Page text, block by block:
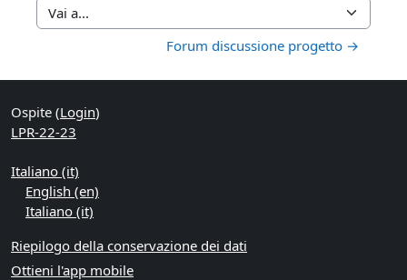
Vai a...
Forum discussione progetto →
Ospite (Login)
LPR-22-23
Italiano ‎(it)‎
English ‎(en)‎
Italiano ‎(it)‎
Riepilogo della conservazione dei dati
Ottieni l'app mobile